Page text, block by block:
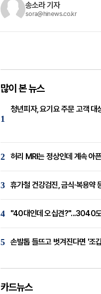
송소라 기자
sora@hinews.co.kr
많이 본 뉴스
1
청년피자, 요기요 주문 고객 대
2 허리 MRI는 정상인데 계속 아
3 휴가철 건강검진, 금식·복용약
4 "40대인데 오십견?"...3040도
5 손발톱 들뜨고 벗겨진다면 '조
카드뉴스